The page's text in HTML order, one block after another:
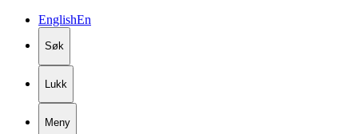
EnglishEn
Søk
Lukk
Meny